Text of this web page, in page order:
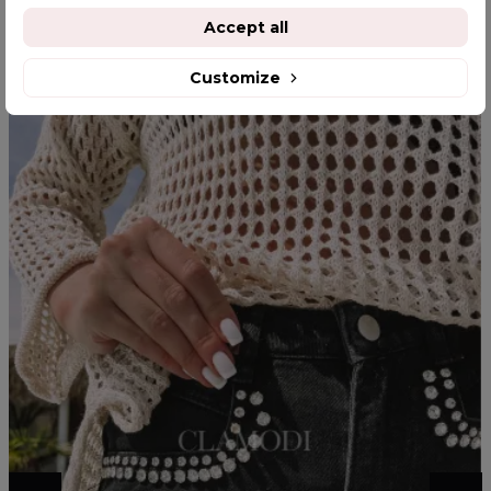
YOU MIGHT ALSO LIKE
Customize
Accept all